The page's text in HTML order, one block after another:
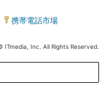
携帯電話市場
ITmedia, Inc. All Rights Reserved.